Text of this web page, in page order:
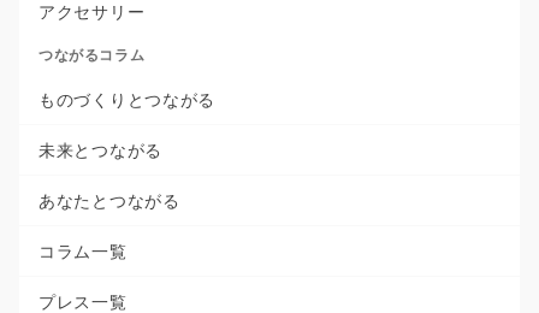
アクセサリー
つながるコラム
ものづくりとつながる
未来とつながる
あなたとつながる
コラム一覧
プレス一覧